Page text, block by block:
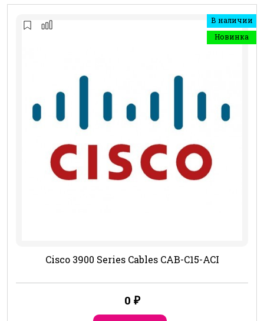
В наличии
Новинка
Cisco 3900 Series Cables CAB-C15-ACI
0 ₽